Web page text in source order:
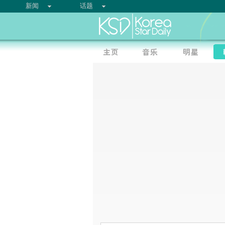
新闻 话题